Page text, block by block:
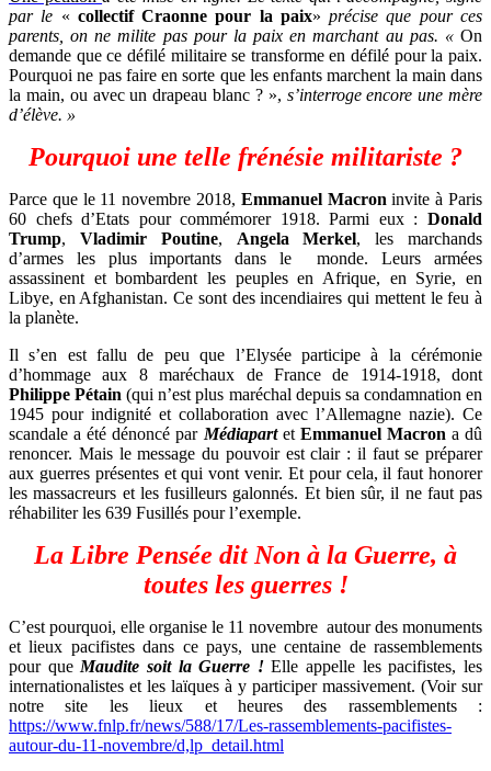
par le « collectif Craonne pour la paix»précise que pour ces
parents, on ne milite pas pour la paix en marchant au pas. «On
demande que ce défilé militaire se transforme en défilé pour la paix.
Pourquoi ne pas faire en sorte que les enfants marchent la main dans
la main, ou avec un drapeau blanc ?», s’interroge encore une mère
d’élève. »
Pourquoi une telle frénésie militariste ?
Parce que le 11 novembre 2018, Emmanuel Macron invite à Paris
60 chefs d’Etats pour commémorer 1918. Parmi eux : Donald
Trump, Vladimir Poutine, Angela Merkel, les marchands
d’armes les plus importants dans le
monde. Leurs armées
assassinent et bombardent les peuples en Afrique, en Syrie, en
Libye, en Afghanistan. Ce sont des incendiaires qui mettent le feu à
la planète.
Il s’en est fallu de peu que l’Elysée participe à la cérémonie
d’hommage aux 8 maréchaux de France de 1914-1918, dont
Philippe Pétain(qui n’est plus maréchal depuis sa condamnation en
1945 pour indignité et collaboration avec l’Allemagne nazie). Ce
scandale a été dénoncé par Médiapartet Emmanuel Macron a dû
renoncer. Mais le message du pouvoir est clair : il faut se préparer
aux guerres présentes et qui vont venir. Et pour cela, il faut honorer
les massacreurs et les fusilleurs galonnés. Et bien sûr, il ne faut pas
réhabiliter les 639 Fusillés pour l’exemple.
La Libre Pensée dit Non à la Guerre, à
toutes les guerres !
C’est pourquoi, elle organise le 11 novembre autour des monuments
et lieux pacifistes dans ce pays, une centaine de rassemblements
pour que Maudite soit la Guerre !Elle appelle les pacifistes, les
internationalistes et les laïques à y participer massivement. (Voir sur
notre site les lieux et heures des rassemblements :
https://www.fnlp.fr/news/588/17/Les-rassemblements-pacifistes-
autour-du-11-novembre/d,lp_detail.html